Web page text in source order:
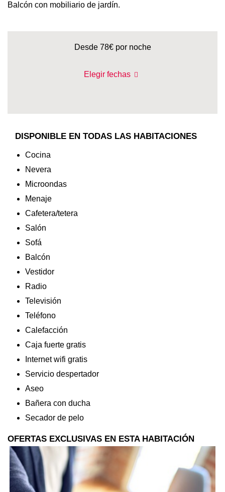
Balcón con mobiliario de jardín.
Desde 78€por noche
Elegir fechas
DISPONIBLE EN TODAS LAS HABITACIONES
Cocina
Nevera
Microondas
Menaje
Cafetera/tetera
Salón
Sofá
Balcón
Vestidor
Radio
Televisión
Teléfono
Calefacción
Caja fuerte gratis
Internet wifi gratis
Servicio despertador
Aseo
Bañera con ducha
Secador de pelo
OFERTAS EXCLUSIVAS EN ESTA HABITACIÓN